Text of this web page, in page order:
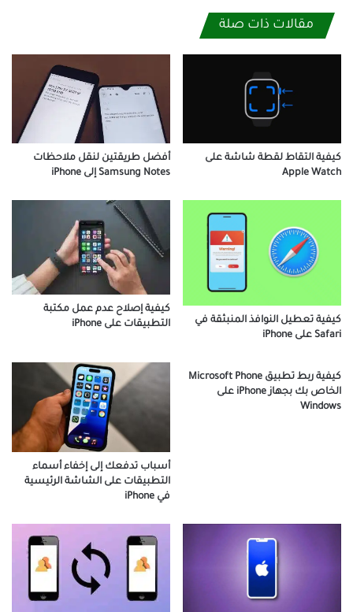
مقالات ذات صلة
أفضل طريقتين لنقل ملاحظات
Samsung Notes إلى iPhone
كيفية التقاط لقطة شاشة على
Apple Watch
كيفية إصلاح عدم عمل مكتبة
التطبيقات على iPhone
كيفية تعطيل النوافذ المنبثقة في
Safari على iPhone
أسباب تدفعك إلى إخفاء أسماء
التطبيقات على الشاشة الرئيسية
في iPhone
كيفية ربط تطبيق Microsoft Phone
الخاص بك بجهاز iPhone على
Windows